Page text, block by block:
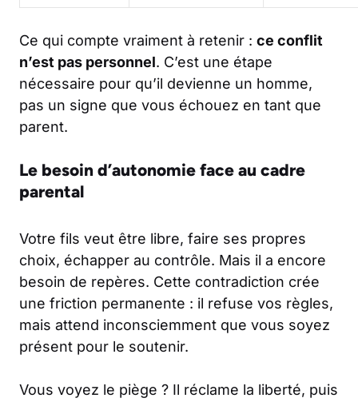
Ce qui compte vraiment à retenir : ce conflit
n’est pas personnel. C’est une étape
nécessaire pour qu’il devienne un homme,
pas un signe que vous échouez en tant que
parent.
Le besoin d’autonomie face au cadre
parental
Votre fils veut être libre, faire ses propres
choix, échapper au contrôle. Mais il a encore
besoin de repères. Cette contradiction crée
une friction permanente : il refuse vos règles,
mais attend inconsciemment que vous soyez
présent pour le soutenir.
Vous voyez le piège ? Il réclame la liberté, puis